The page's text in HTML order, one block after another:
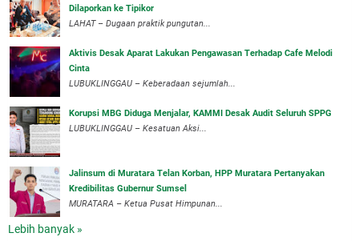
Dilaporkan ke Tipikor
LAHAT – Dugaan praktik pungutan...
Aktivis Desak Aparat Lakukan Pengawasan Terhadap Cafe Melodi
Cinta
LUBUKLINGGAU – Keberadaan sejumlah...
Korupsi MBG Diduga Menjalar, KAMMI Desak Audit Seluruh SPPG
‎LUBUKLINGGAU – Kesatuan Aksi...
‎Jalinsum di Muratara Telan Korban, HPP Muratara Pertanyakan
Kredibilitas Gubernur Sumsel
MURATARA – Ketua Pusat Himpunan...
Lebih banyak »